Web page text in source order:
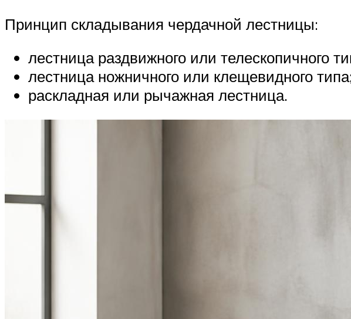
Принцип складывания чердачной лестницы:
лестница раздвижного или телескопичного
лестница ножничного или клещевидного
раскладная или рычажная лестница.